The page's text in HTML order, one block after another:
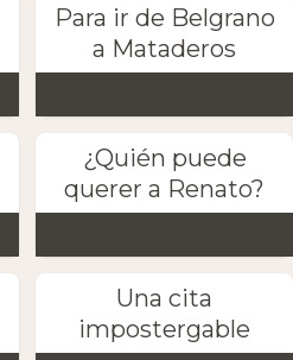
Para ir de Belgrano
a Mataderos
¿Quién puede
querer a Renato?
Una cita
impostergable